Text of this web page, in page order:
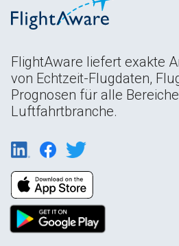
FlightAware liefert exakte
von Echtzeit-Flugdaten,
Prognosen für alle
Luftfahrtbranche.